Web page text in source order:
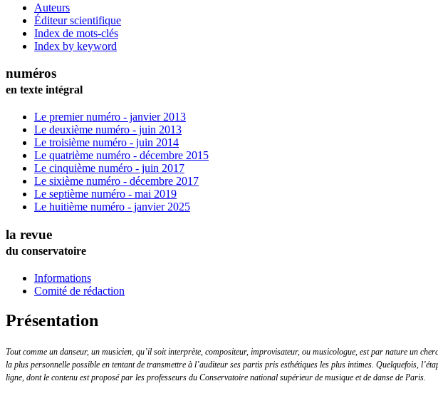
Auteurs
Éditeur scientifique
Index de mots-clés
Index by keyword
numéros
en texte intégral
Le premier numéro - janvier 2013
Le deuxième numéro - juin 2013
Le troisième numéro - juin 2014
Le quatrième numéro - décembre 2015
Le cinquième numéro - juin 2017
Le sixième numéro - décembre 2017
Le septième numéro - mai 2019
Le huitième numéro - janvier 2025
la revue
du conservatoire
Informations
Comité de rédaction
Présentation
Tout comme un danseur, un musicien, qu’il soit interprète, compositeur, improvisateur, ou musicologue, est par nature un
la plus personnelle possible en tentant de transmettre à l’auditeur ses partis pris esthétiques les plus intimes. Quelquefois,
ligne, dont le contenu est proposé par les professeurs du Conservatoire national supérieur de musique et de danse de Paris.